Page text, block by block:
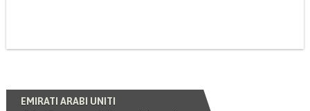
EMIRATI ARABI UNITI